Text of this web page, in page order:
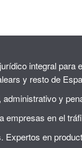
integral para
y resto de
y
empresas en el
Expertos en